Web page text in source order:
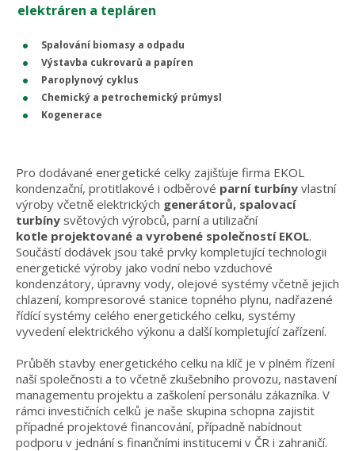
elektráren a tepláren
Spalování biomasy a odpadu
Výstavba cukrovarů a papíren
Paroplynový cyklus
Chemický a petrochemický průmysl
Kogenerace
Pro dodávané energetické celky zajišťuje firma EKOL
kondenzační, protitlakové i odběrové parní turbíny vlastní
výroby včetně elektrických generátorů, spalovací
turbíny světových výrobců, parní a utilizační
kotle projektované a vyrobené společností EKOL.
Součástí dodávek jsou také prvky kompletující technologii
energetické výroby jako vodní nebo vzduchové
kondenzátory, úpravny vody, olejové systémy včetně jejich
chlazení, kompresorové stanice topného plynu, nadřazené
řídící systémy celého energetického celku, systémy
vyvedení elektrického výkonu a další kompletující zařízení.
Průběh stavby energetického celku na klíč je v plném řízení
naší společnosti a to včetně zkušebního provozu, nastavení
managementu projektu a zaškolení personálu zákazníka. V
rámci investičních celků je naše skupina schopna zajistit
případné projektové financování, případně nabídnout
podporu v jednání s finančními institucemi v ČR i zahraničí.